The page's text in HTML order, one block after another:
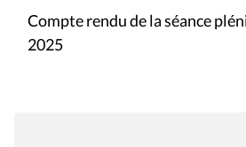
Compte rendu de la séance
2025